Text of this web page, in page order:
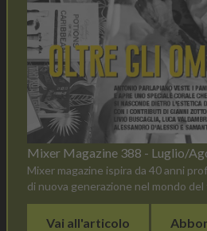
Mixer Magazine 388 - Luglio/
Mixer magazine ispira da 40 anni
di nuova generazione nel mondo del
Vai all'articolo